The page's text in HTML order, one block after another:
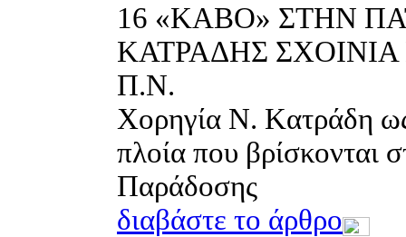
16 «ΚΑΒΟ» ΣΤΗΝ
ΚΑΤΡΑΔΗΣ
Π.Ν.
Χορηγία Ν. Kατράδη ως
πλοία που βρίσκονται
Παράδοσης
διαβάστε το άρθρο